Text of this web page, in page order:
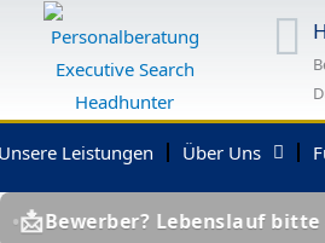
springen
Leistungen Über Uns
Lebenslauf bitte an